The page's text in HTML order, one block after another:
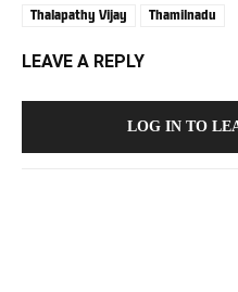
Thalapathy Vijay Thamilnadu
LEAVE A REPLY
LOG IN TO